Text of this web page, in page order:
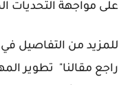
على مواجهة التحديات
للمزيد من التفاصيل في
راجع مقالنا" تطوير